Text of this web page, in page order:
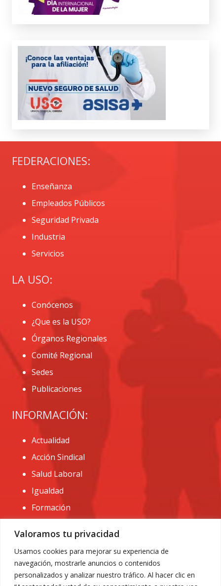
Valoramos tu privacidad
Usamos cookies para mejorar su experiencia de
navegación, mostrarle anuncios o contenidos
personalizados y analizar nuestro tráfico. Al hacer clic en
FEDERACIONES:
Enseñanza
Empleados Públicos
Seguridad Privada
Industria
Servicios
LA USO:
Conócenos
¿Que es la USO?
Órganos Regionales
Comité Regional
Sedes
Publicaciones
INFORMACIÓN:
Actualidad
Acción Sindical
Salud Laboral
Igualdad
Formación
CONTACTO:
administracion@usomurcia.org
968 25 01 20
C/ Huerto de las bombas nº6. 30009 Murcia